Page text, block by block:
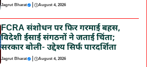
Jagrut Bharat | August 4, 2026
FCRA संशोधन पर फिर गरमाई बहस,
विदेशी ईसाई संगठनों ने जताई चिंता;
सरकार बोली- उद्देश्य सिर्फ पारदर्शिता
Jagrut Bharat | August 4, 2026